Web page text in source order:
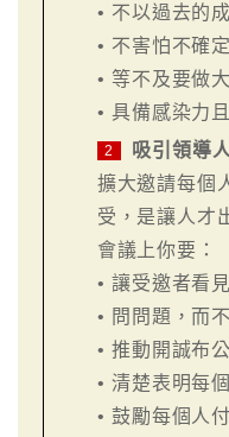
• 不以過去的
• 不害怕不確
• 等不及要做
• 具備感染力
2 吸引領導
擴大邀請每個
受，是讓人才
會議上你要：
• 讓受邀者看
• 問問題，而
• 推動開誠布
• 清楚表明每
• 鼓勵每個人